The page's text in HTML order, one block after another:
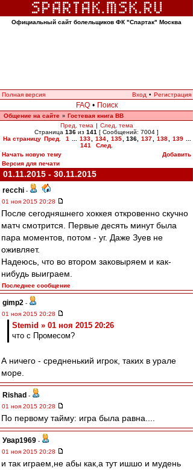
Официальный сайт болельщиков ФК "Спартак" Москва
Полная версия Вход • Регистрация
FAQ • Поиск
Общение на сайте » Гостевая книга ВВ
Пред. тема | След. тема
Страница 136 из 141 [ Сообщений: 7004 ]
На страницу Пред. 1 133 134 135 136, 137 138 139
141
След.
Начать новую тему
Добавить
Версия для печати
01.11.2015 - 30.11.2015
recchi -
01 ноя 2015 20:28
После сегодняшнего хоккея откровенно скучно
матч смотрится. Первые десять минут была
пара моментов, потом - уг. Даже Зуев не
оживляет.
Надеюсь, что во втором заковыряем и как-
нибудь выиграем.
Последнее сообщение
gimp2 -
01 ноя 2015 20:28
Stemid » 01 ноя 2015 20:26
что с Промесом?
А ничего - средненький игрок, таких в урале
море.
Rishad -
01 ноя 2015 20:28
По первому тайму: игра была равна....
Увар1969 -
01 ноя 2015 20:28
и так играем,не абы как,а тут ишшо и мудень